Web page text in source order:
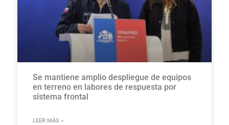
Se mantiene amplio despliegue de equipos
en terreno en labores de respuesta por
sistema frontal
LEER MÁS »